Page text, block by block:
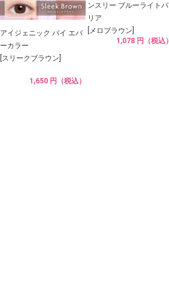
アイジェニック バイ エバ
ーカラー
[スリークブラウン]
1,650 円（税込）
ンスリー ブルーライトバ
リア
[メロブラウン]
1,078 円（税込）